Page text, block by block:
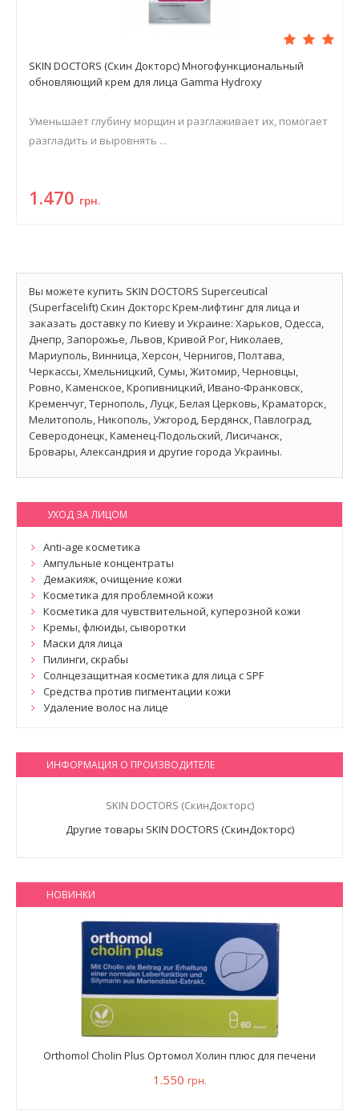
SKIN DOCTORS (Скин Докторс) Многофункциональный
обновляющий крем для лица Gamma Hydroxy
Уменьшает глубину морщин и разглаживает их, помогает
разгладить и выровнять ...
1.470 грн.
Вы можете купить SKIN DOCTORS Superceutical
(Superfacelift) Скин Докторс Крем-лифтинг для лица и
заказать доставку по Киеву и Украине: Харьков, Одесса,
Днепр, Запорожье, Львов, Кривой Рог, Николаев,
Мариуполь, Винница, Херсон, Чернигов, Полтава,
Черкассы, Хмельницкий, Сумы, Житомир, Черновцы,
Ровно, Каменское, Кропивницкий, Ивано-Франковск,
Кременчуг, Тернополь, Луцк, Белая Церковь, Краматорск,
Мелитополь, Никополь, Ужгород, Бердянск, Павлоград,
Северодонецк, Каменец-Подольский, Лисичанск,
Бровары, Александрия и другие города Украины.
УХОД ЗА ЛИЦОМ
Anti-age косметика
Ампульные концентраты
Демакияж, очищение кожи
Косметика для проблемной кожи
Косметика для чувствительной, куперозной кожи
Кремы, флюиды, сыворотки
Маски для лица
Пилинги, скрабы
Солнцезащитная косметика для лица с SPF
Средства против пигментации кожи
Удаление волос на лице
ИНФОРМАЦИЯ О ПРОИЗВОДИТЕЛЕ
SKIN DOCTORS (СкинДокторс)
Другие товары SKIN DOCTORS (СкинДокторс)
НОВИНКИ
Orthomol Cholin Plus Ортомол Холин плюс для печени
1.550 грн.